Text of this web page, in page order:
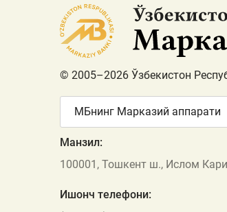
© 2005–2026 Ўзбекистон
МБнинг Марказий аппарати
Манзил:
100001, Тошкент ш., Ислом
Ишонч телефони: